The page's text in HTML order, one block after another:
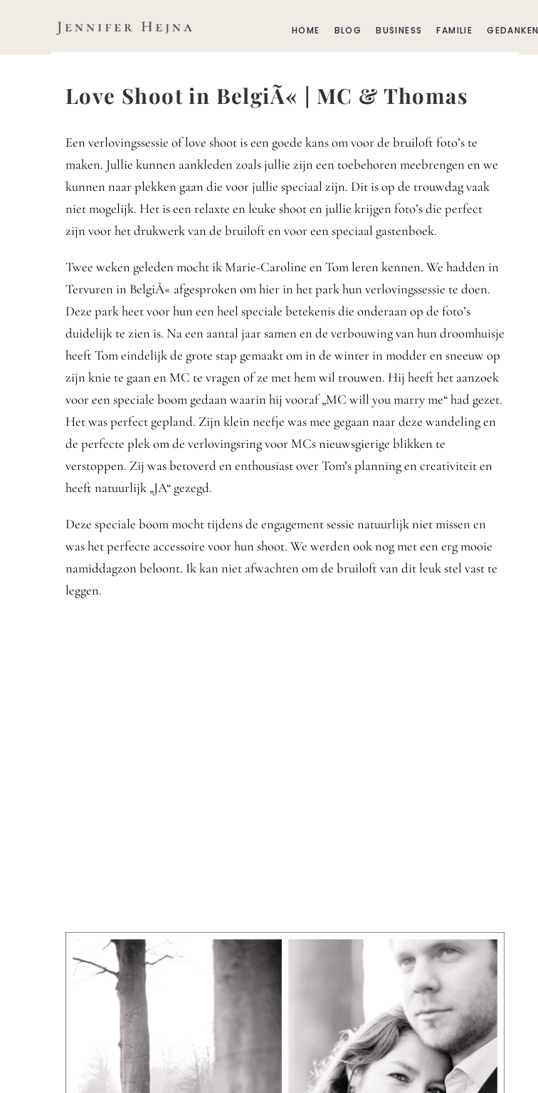
HOME BLOG BUSINESS FAMILIE GEDANKEN
Love Shoot in BelgiÃ« | MC & Thomas
Een verlovingssessie of love shoot is een goede kans om voor de bruiloft foto’s te
maken. Jullie kunnen aankleden zoals jullie zijn een toebehoren meebrengen en we
kunnen naar plekken gaan die voor jullie speciaal zijn. Dit is op de trouwdag vaak
niet mogelijk. Het is een relaxte en leuke shoot en jullie krijgen foto’s die perfect
zijn voor het drukwerk van de bruiloft en voor een speciaal gastenboek.
Twee weken geleden mocht ik Marie-Caroline en Tom leren kennen. We hadden in
Tervuren in BelgiÃ« afgesproken om hier in het park hun verlovingssessie te doen.
Deze park heet voor hun een heel speciale betekenis die onderaan op de foto’s
duidelijk te zien is. Na een aantal jaar samen en de verbouwing van hun droomhuisje
heeft Tom eindelijk de grote stap gemaakt om in de winter in modder en sneeuw op
zijn knie te gaan en MC te vragen of ze met hem wil trouwen. Hij heeft het aanzoek
voor een speciale boom gedaan waarin hij vooraf „MC will you marry me“ had gezet.
Het was perfect gepland. Zijn klein neefje was mee gegaan naar deze wandeling en
de perfecte plek om de verlovingsring voor MCs nieuwsgierige blikken te
verstoppen. Zij was betoverd en enthousiast over Tom’s planning en creativiteit en
heeft natuurlijk „JA“ gezegd.
Deze speciale boom mocht tijdens de engagement sessie natuurlijk niet missen en
was het perfecte accessoire voor hun shoot. We werden ook nog met een erg mooie
namiddagzon beloont. Ik kan niet afwachten om de bruiloft van dit leuk stel vast te
leggen.